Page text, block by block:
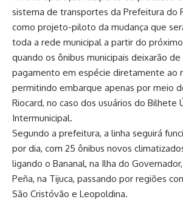
sistema de transportes da Prefeitura do
como projeto-piloto da mudança que
toda a rede municipal a partir do
quando os ônibus municipais deixarão
pagamento em espécie diretamente ao
permitindo embarque apenas por meio
Riocard, no caso dos usuários do Bilhete
Intermunicipal.
Segundo a prefeitura, a linha seguirá
por dia, com 25 ônibus novos
ligando o Bananal, na Ilha do
Peña, na Tijuca, passando por regiões
São Cristóvão e Leopoldina.